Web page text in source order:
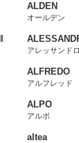
ALDEN
オールデン
アレッサンド
ALFREDO
アルフレッド
ALPO
アルポ
altea